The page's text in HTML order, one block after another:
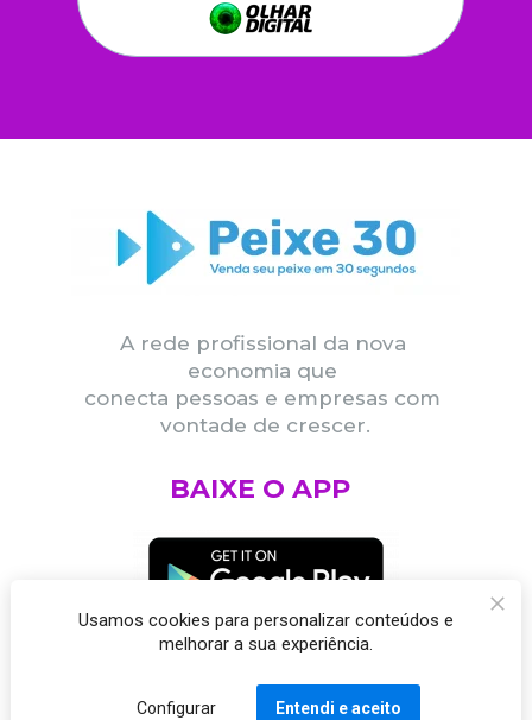
BAIXE O APP
A rede profissional da nova
economia que
conecta pessoas e empresas com
vontade de crescer.
Usamos cookies para personalizar conteúdos e
melhorar a sua experiência.
Configurar Entendi e aceito